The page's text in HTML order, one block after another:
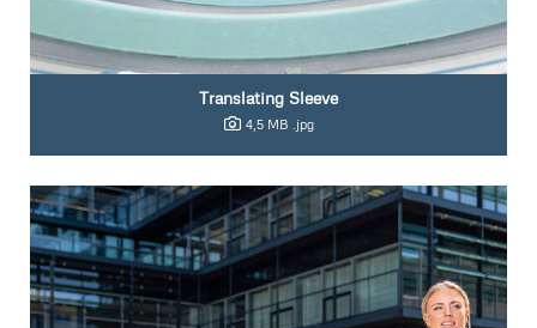
Translating Sleeve
4,5 MB .jpg